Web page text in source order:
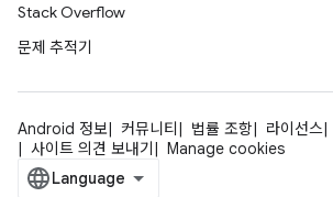
Stack Overflow
문제 추적기
Android 정보 커뮤니티 법률 조항 라이선스
사이트 의견 보내기
Manage cookies